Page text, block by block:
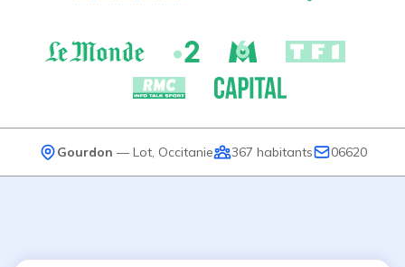
Gourdon — Lot, Occitanie 367 habitants 06620